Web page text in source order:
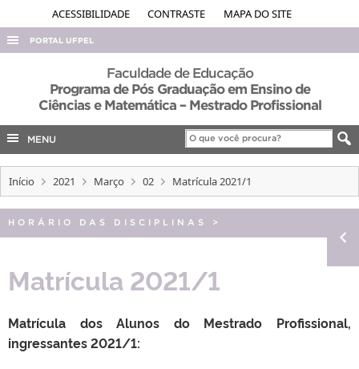
ACESSIBILIDADE CONTRASTE MAPA DO SITE
PORTAL UFPEL
ACESSO À INFORMAÇÃO
AUDITORIA
EDITAIS
TELEFONES
Faculdade de Educação
Programa de Pós Graduação em Ensino de
Ciências e Matemática – Mestrado Profissional
MENU
Início 2021 Março 02 Matrícula 2021/1
HORÁRIO DAS DISCIPLINAS >
Matrícula 2021/1
Matrícula dos Alunos do Mestrado Profissional,
ingressantes 2021/1: